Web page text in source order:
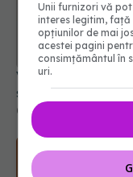
Vaccinul anti-
și a infarctului
03 aug 2024, 16:27
Unii furnizori vă
interes legitim,
opțiunilor de mai
acestei pagini
consimțământul în
uri.